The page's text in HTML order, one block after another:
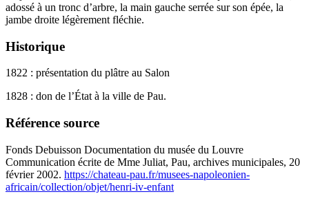
adossé à un tronc d’arbre, la main gauche serrée sur son épée, la
jambe droite légèrement fléchie.
Historique
1822 : présentation du plâtre au Salon
1828 : don de l’État à la ville de Pau.
Référence source
Fonds Debuisson Documentation du musée du Louvre
Communication écrite de Mme Juliat, Pau, archives municipales, 20
février 2002. https://chateau-pau.fr/musees-napoleonien-
africain/collection/objet/henri-iv-enfant